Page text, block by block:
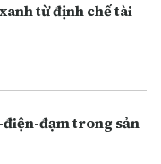
từ định chế tài
điện-đạm trong sản